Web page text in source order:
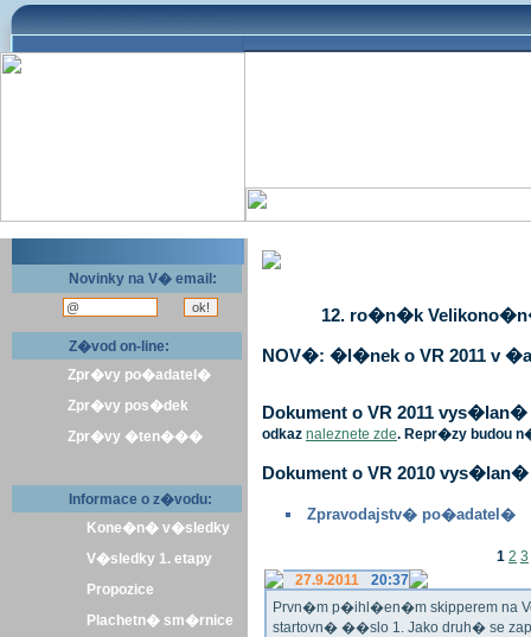
Novinky na V� email:
Z�vod on-line:
Zpr�vy po�adatel�
Zpr�vy pos�dek
Zpr�vy �ten���
Informace o z�vodu:
Kone�n� v�sledky
V�sledky 1. etapy
Propozice
Plachetn� sm�rnice
12. ro�n�k
NOV�: �l�nek o VR 2011 v
Dokument o VR 2011
odkaz naleznete zde. Repr�zy budou
Dokument o VR 2010
Zpravodajstv� po�adatel�
1 2 3
27.9.2011
20:37
Prvn�m p�ihl�en�m skipperem na
startovn� ��slo 1. Jako druh� se